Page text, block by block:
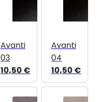
Avanti
03
10,50 €
Avanti
04
10,50 €